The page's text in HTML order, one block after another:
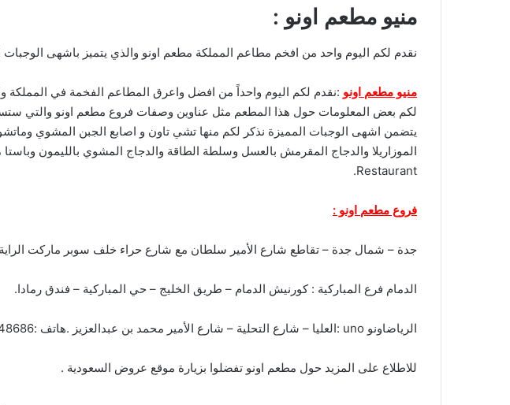
منيو مطعم اونو :
نقدم لكم اليوم واحد من افخم مطاعم المملكة مطعم اونو والذي يتميز باشهى الوجبات
منيو مطعم اونو
لكم بعض المعلومات حول هذا المطعم مثل عناوين وصفات فروع مطعم اونو والتي
يتضمن اشهى الوجبات المميزة نذكر لكم منها تشي تاون و اصابع الجبن المشوي
Restaurant.
فروع مطعم اونو :
جدة – شمال جدة – تقاطع شارع الأمير سلطان مع شارع حراء خلف سوبر ماركت الراية جدة . هاتف :6221320-2-966+ .ساعات العمل:الأحد
الدمام فرع المباركية : كورنيش الدمام – طريق الخليج – حي المباركية – فندق رمادا.
الرياضاونو uno :العليا – شارع التحلية – شارع الأمير محمد بن عبدالعزيز .هاتف :2148686-11-966+ .
للاطلاع على المزيد حول مطعم اونو تفضلوا بزيارة موقع عروض السعودية .